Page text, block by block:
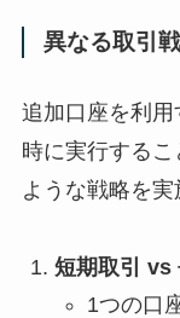
異なる取引
追加口座を利
時に実行する
ような戦略を実
短期取引 vs
1つの口